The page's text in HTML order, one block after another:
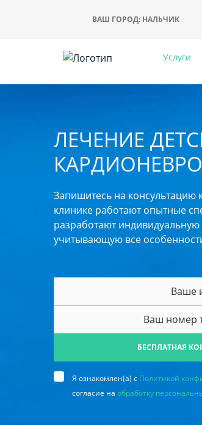
ВАШ ГОРОД: НАЛЬЧИК
Услуги
ЛЕЧЕНИЕ
Запишитесь на консультацию
клинике работают опытные
разработают
учитывающую все
БЕСПЛАТНАЯ
Я ознакомлен(а) с Политикой
согласие на обработку